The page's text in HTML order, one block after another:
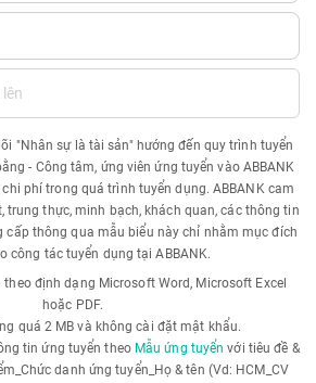
"Nhân sự là tài sản" hướng đến quy trình tuyển
- Công tâm, ứng viên ứng tuyển vào ABBANK
phí trong quá trình tuyển dụng. ABBANK cam
trung thực, minh bạch, khách quan, các thông tin
cấp thông qua mẫu biểu này chỉ nhằm mục đích
công tác tuyển dụng tại ABBANK.
định dạng Microsoft Word, Microsoft Excel
hoặc PDF.
quá 2 MB và không cài đặt mật khẩu.
tin ứng tuyển theo Mẫu ứng tuyển với tiêu đề &
danh ứng tuyển_Họ & tên (Vd: HCM_CV